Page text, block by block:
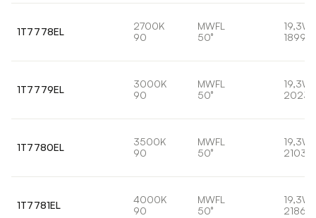
1T7778EL
2700K
90
MWFL
50°
19,3W
1899lm
1T7779EL
3000K
90
MWFL
50°
19,3W
1T7780EL
3500K
90
MWFL
50°
19,3W
2103lm
1T7781EL
4000K
90
MWFL
50°
19,3W
2186lm